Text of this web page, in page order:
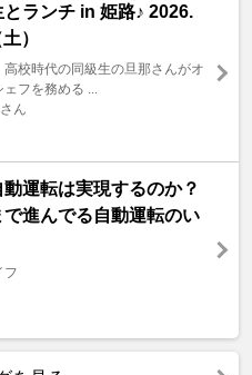
とランチ in 姫路♪ 2026.
）
高校時代の同級生の旦那さんがオ
フを務める ...
ん
動運転は実現するのか？
で進んでる自動運転のい
フ